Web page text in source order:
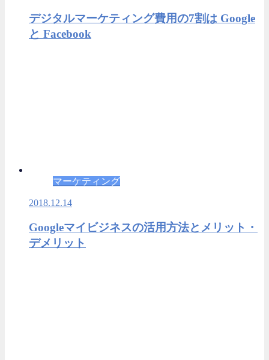
デジタルマーケティング費用の7割は Google
と Facebook
マーケティング
2018.12.14
Googleマイビジネスの活用方法とメリット・
デメリット